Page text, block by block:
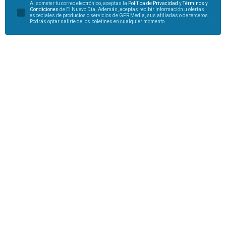
Al someter tu correo electrónico, aceptas la Política de Privacidad yTérminos y
Condiciones de El Nuevo Día. Además, aceptas recibir información u ofertas
especiales de productos o servicios de GFR Media, sus afiliadas o de terceros.
Podrás optar salirte de los boletines en cualquier momento.